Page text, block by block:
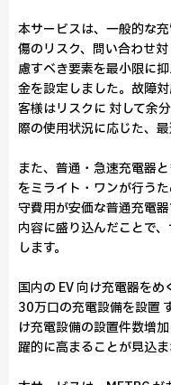
本サービスは、一般的な
傷のリスク、問い合わせ
慮すべき要素を最小限に
金を設定しました。故障
客様はリスクに 対して余
際の使用状況に応じた、最
また、普通・急速充電器
をミライト・ワンが行う
守費用が安価な普通充電
内容に盛り込んだことで
します。
国内の EV 向け充電器を
30万口の充電設備を設置
け充電設備の設置件数増
躍的に高まることが見込ま